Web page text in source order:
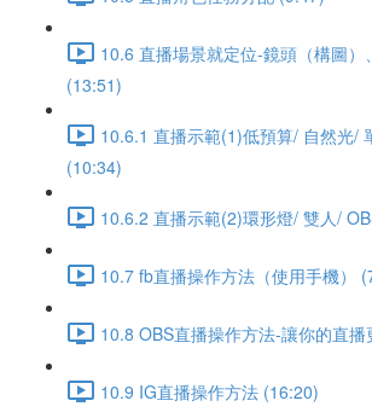
10.6 直播場景就定位-鏡頭（構圖）
(13:51)
10.6.1 直播示範(1)低預算/ 自然光/
(10:34)
10.6.2 直播示範(2)環形燈/ 雙人/
10.7 fb直播操作方法（使用手機）
10.8 OBS直播操作方法-讓你的直
10.9 IG直播操作方法 (16:20)